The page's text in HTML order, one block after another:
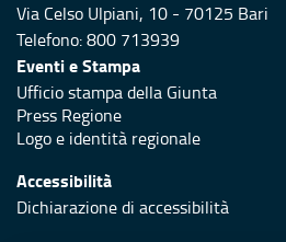
Via Celso Ulpiani, 10 - 70125 Bari
Telefono: 800 713939
Eventi e Stampa
Ufficio stampa della Giunta
Press Regione
Logo e identità regionale
Accessibilità
Dichiarazione di accessibilità